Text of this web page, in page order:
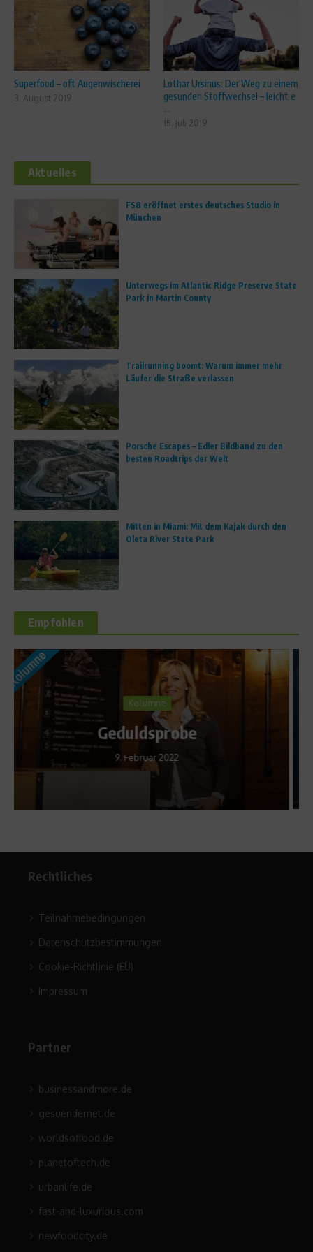
Superfood – oft Augenwischerei
3. August 2019
Lothar Ursinus: Der Weg zu einem
gesunden Stoffwechsel – leicht e
...
15. Juli 2019
Aktuelles
FS8 eröffnet erstes deutsches Studio in
München
Unterwegs im Atlantic Ridge Preserve State
Park in Martin County
Trailrunning boomt: Warum immer mehr
Läufer die Straße verlassen
Porsche Escapes – Edler Bildband zu den
besten Roadtrips der Welt
Mitten in Miami: Mit dem Kajak durch den
Oleta River State Park
Empfohlen
Sports Inside
Die European Outdoor
Filmtour 2011
Rechtliches
Teilnahmebedingungen
Datenschutzbestimmungen
Cookie-Richtlinie (EU)
Impressum
Partner
businessandmore.de
gesuendernet.de
worldsoffood.de
planetoftech.de
urbanlife.de
fast-and-luxurious.com
newfoodcity.de